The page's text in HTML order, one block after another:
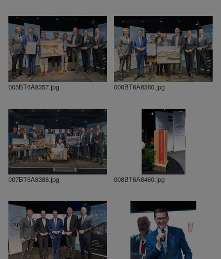
005BT6A8357.jpg 006BT6A8360.jpg
007BT6A8388.jpg 008BT6A8460.jpg